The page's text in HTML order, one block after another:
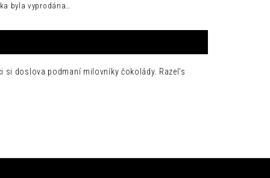
byla vyprodána…
si doslova podmaní milovníky čokolády. Razel's